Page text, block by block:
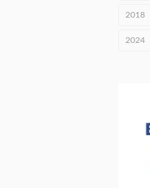
2018
2024